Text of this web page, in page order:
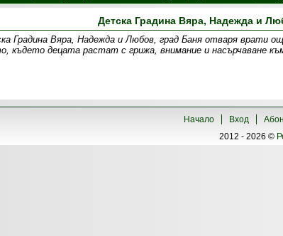
Детска Градина Вяра, Надежда и
Градина Вяра, Надежда и Любов, град Баня отваря врати
където децата растат с грижа, внимание и насърчаване
Начало Вход
2012 - 2026 ©